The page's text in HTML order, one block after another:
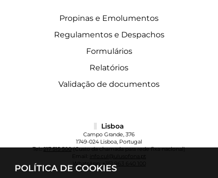
POLÍTICA DE COOKIES
Propinas e Emolumentos
Regulamentos e Despachos
Formulários
Relatórios
Validação de documentos
Lisboa
Campo Grande, 376
1749-024 Lisboa, Portugal
Tel.:217 515 500(Custo da chamada para rede fixa nacional)
info.cul@ulusofona.pt
WhatsApp:+351 963 640 100